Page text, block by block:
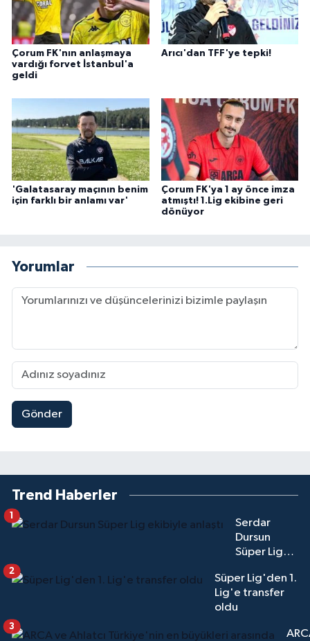
Çorum FK'nın anlaşmaya
vardığı forvet İstanbul'a
geldi
Arıcı'dan TFF'ye tepki!
'Galatasaray maçının benim
için farklı bir anlamı var'
Çorum FK'ya 1 ay önce imza
atmıştı! 1.Lig ekibine geri
dönüyor
Yorumlar
Gönder
Trend Haberler
Serdar
Dursun
Süper Lig
anlaştı
1
Süper Lig'den 1.
Lig'e transfer
oldu
2
3